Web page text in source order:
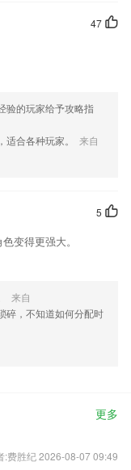
帮助我们更好的对产品
47
验的玩家给予攻略指
合各种玩家。
来自
5
变得更强大。
来自
碎，不知道如何分配时
更多
:费胜纪 2026-08-07 09:49